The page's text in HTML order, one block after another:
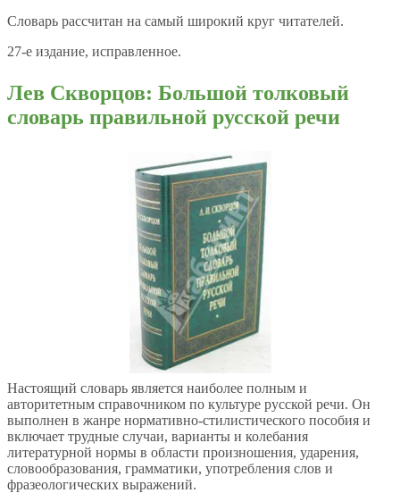
Словарь рассчитан на самый широкий круг читателей.
27-е издание, исправленное.
Лев Скворцов: Большой толковый
словарь правильной русской речи
Настоящий словарь является наиболее полным и
авторитетным справочником по культуре русской речи. Он
выполнен в жанре нормативно-стилистического пособия и
включает трудные случаи, варианты и колебания
литературной нормы в области произношения, ударения,
словообразования, грамматики, употребления слов и
фразеологических выражений.